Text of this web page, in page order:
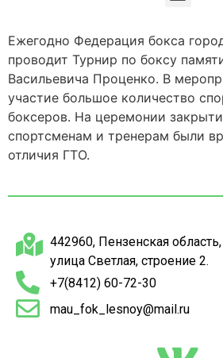
Ежегодно Федерация бокса
проводит Турнир по боксу
Васильевича Проценко. В
участие большое количество
боксеров. На церемонии
спортсменам и тренерам были
отличия ГТО.
442960, Пензенская
улица Светлая, строение 2.
+7(8412) 60-72-30
mau_fok_lesnoy@mail.ru